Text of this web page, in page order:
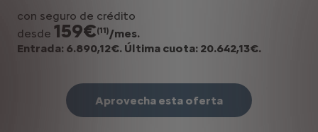
con seguro de crédito
desde 159€(11)/mes.
Entrada: 6.890,12€. Última cuota: 20.642,13€.
Aprovecha esta oferta